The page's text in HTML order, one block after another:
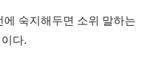
숙지해두면 소위 말하는
다.